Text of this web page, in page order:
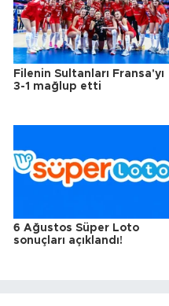
Filenin Sultanları Fransa'yı
3-1 mağlup etti
6 Ağustos Süper Loto
sonuçları açıklandı!